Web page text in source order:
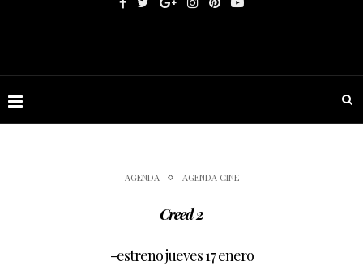
AGENDA AGENDA CINE
Creed 2
-estreno jueves 17 enero